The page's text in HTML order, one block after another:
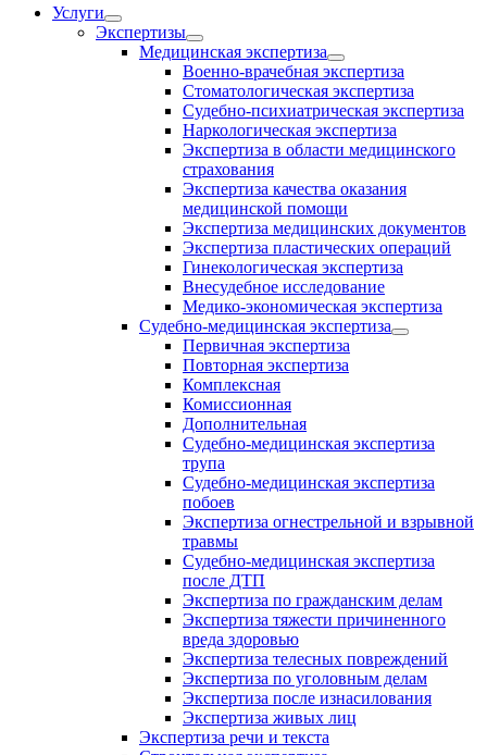
Услуги
Экспертизы
Медицинская экспертиза
Военно-врачебная экспертиза
Стоматологическая экспертиза
Судебно-психиатрическая экспертиза
Наркологическая экспертиза
Экспертиза в области медицинского
страхования
Экспертиза качества оказания
медицинской помощи
Экспертиза медицинских документов
Экспертиза пластических операций
Гинекологическая экспертиза
Внесудебное исследование
Медико-экономическая экспертиза
Судебно-медицинская экспертиза
Первичная экспертиза
Повторная экспертиза
Комплексная
Комиссионная
Дополнительная
Судебно-медицинская экспертиза
трупа
Судебно-медицинская экспертиза
побоев
Экспертиза огнестрельной и взрывной
травмы
Судебно-медицинская экспертиза
после ДТП
Экспертиза по гражданским делам
Экспертиза тяжести причиненного
вреда здоровью
Экспертиза телесных повреждений
Экспертиза по уголовным делам
Экспертиза после изнасилования
Экспертиза живых лиц
Экспертиза речи и текста